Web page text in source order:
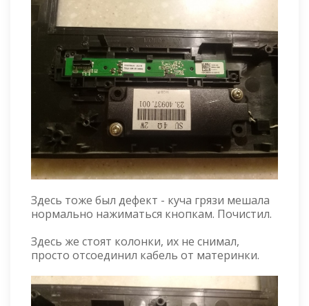
Здесь тоже был дефект - куча грязи мешала
нормально нажиматься кнопкам. Почистил.
Здесь же стоят колонки, их не снимал,
просто отсоединил кабель от материнки.